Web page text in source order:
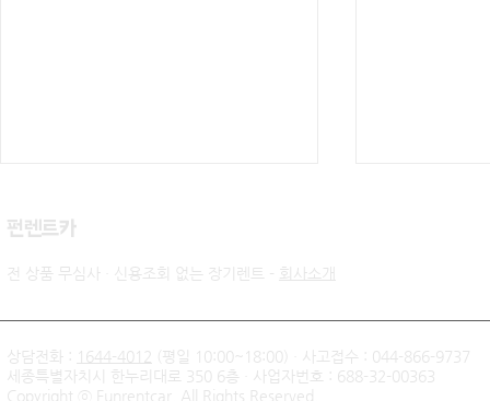
신불자 기아 쏘렌토 하이브리
팰리세이드
​펀렌트카
전 상품 무심사 · 신용조회 없는 장기렌트 - 회사소개
상담전화 : 1644-4012
(평일 10:00~18:00) · 사고접수 : 044-866-9737
세종특별자치시 한누리대로 350 6층 · 사업자번호 : 688-32-00363
Copyright ⓒ Funrentcar. All Rights Reserved.